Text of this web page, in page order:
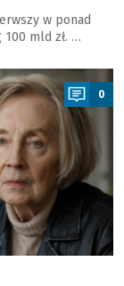
w ponad
mld zł. …
0